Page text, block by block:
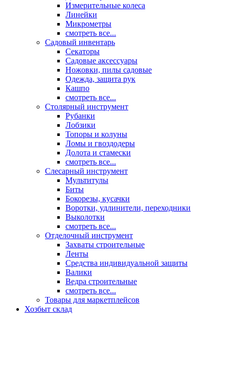
Измерительные колеса
Линейки
Микрометры
смотреть все...
Садовый инвентарь
Секаторы
Садовые аксессуары
Ножовки, пилы садовые
Одежда, защита рук
Кашпо
смотреть все...
Столярный инструмент
Рубанки
Лобзики
Топоры и колуны
Ломы и гвоздодеры
Долота и стамески
смотреть все...
Слесарный инструмент
Мультитулы
Биты
Бокорезы, кусачки
Воротки, удлинители, переходники
Выколотки
смотреть все...
Отделочный инструмент
Захваты строительные
Ленты
Средства индивидуальной защиты
Валики
Ведра строительные
смотреть все...
Товары для маркетплейсов
Хозбыт склад